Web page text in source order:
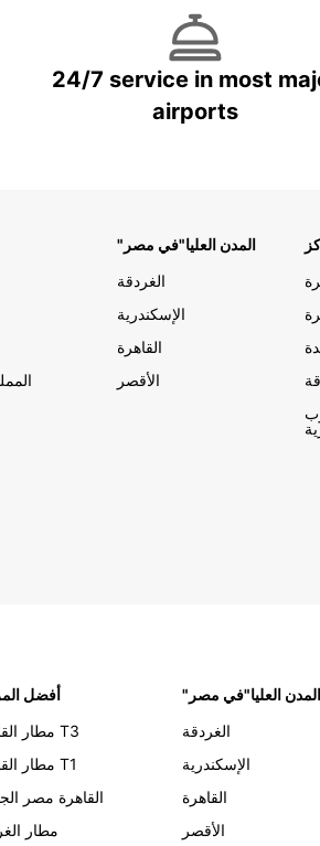
24/7 service in most
airports
"المدن العليا"في مصر
الغردقة
الإسكندرية
القاهرة
الأقصر
أفضل
مطار القاهرة T3
مطار القاهرة T1
القاهرة مصر
مطار
"المدن العليا"في مصر
الغردقة
الإسكندرية
القاهرة
الأقصر